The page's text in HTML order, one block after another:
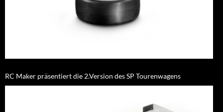
RC Maker präsentiert die 2.Version des SP Tourenwagens